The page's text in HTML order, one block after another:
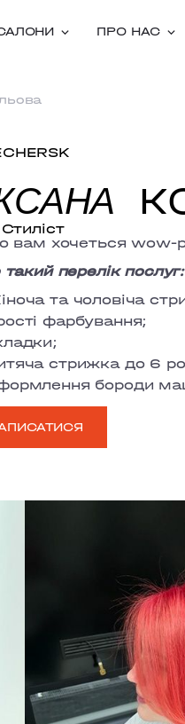
ПРО НАС
вам хочеться wow-
перелік послуг:
та чоловіча
фарбування;
стрижка до 6
бороди